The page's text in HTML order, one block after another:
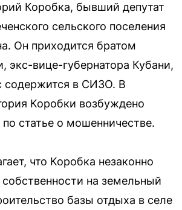
Коробка, бывший депутат
сельского поселения
Он приходится братом
экс-вице-губернатора Кубани,
содержится в СИЗО. В
Коробки возбуждено
статье о мошенничестве.
что Коробка незаконно
на земельный
базы отдыха в селе